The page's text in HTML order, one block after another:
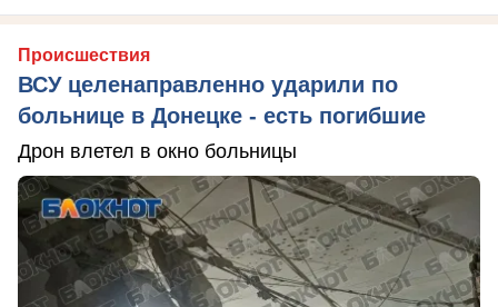
Происшествия
ВСУ целенаправленно ударили по
больнице в Донецке - есть погибшие
Дрон влетел в окно больницы